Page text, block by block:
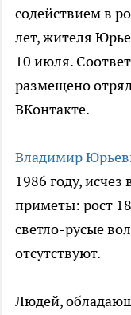
содействием в
лет, жителя
10 июля.
размещено
ВКонтакте.
Владимир
1986 году,
приметы: рост
светло-русые
отсутствуют.
Людей,